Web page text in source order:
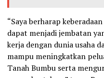
“Saya berharap
dapat menjadi jembatan
kerja dengan dunia usaha
mampu meningkatkan
Tanah Bumbu serta